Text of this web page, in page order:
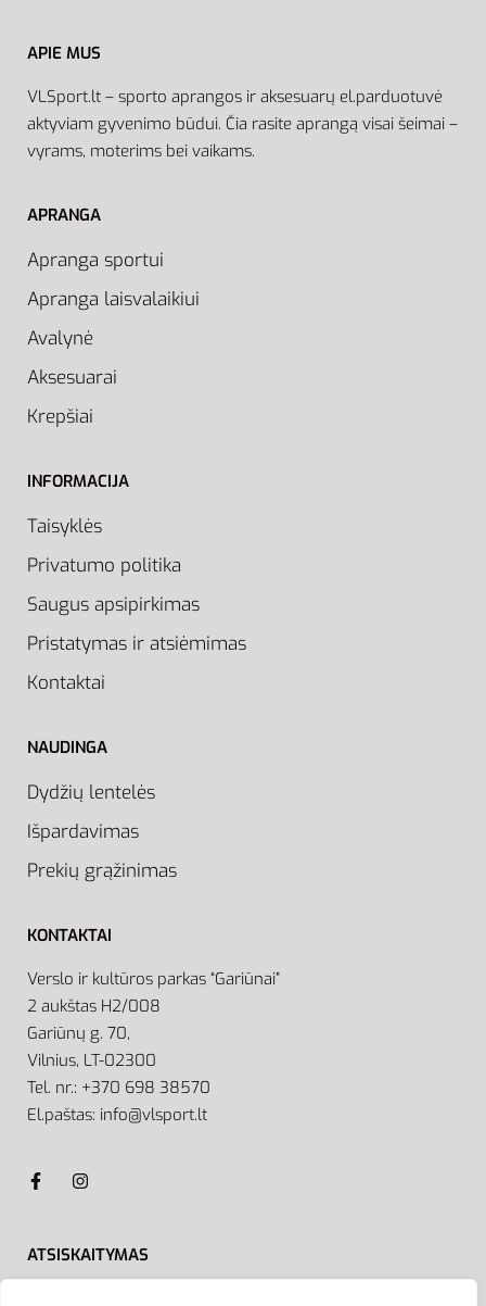
APIE MUS
VLSport.lt – sporto aprangos ir aksesuarų el.parduotuvė
aktyviam gyvenimo būdui. Čia rasite aprangą visai šeimai –
vyrams, moterims bei vaikams.
APRANGA
Apranga sportui
Apranga laisvalaikiui
Avalynė
Aksesuarai
Krepšiai
INFORMACIJA
Taisyklės
Privatumo politika
Saugus apsipirkimas
Pristatymas ir atsiėmimas
Kontaktai
NAUDINGA
Dydžių lentelės
Išpardavimas
Prekių grąžinimas
KONTAKTAI
Verslo ir kultūros parkas “Gariūnai”
2 aukštas H2/008
Gariūnų g. 70,
Vilnius, LT-02300
Tel. nr.: +370 698 38570
El.paštas: info@vlsport.lt
ATSISKAITYMAS